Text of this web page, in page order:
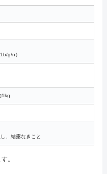
g/n）
、結露なきこと
。